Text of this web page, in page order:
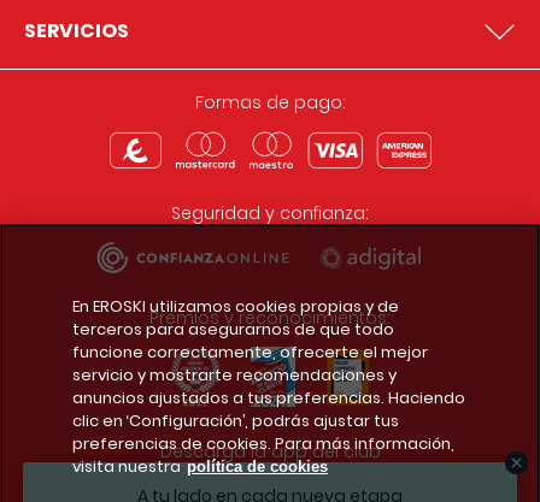
A tu lado en cada nueva etapa
SERVICIOS
Formas de pago:
Seguridad y confianza:
Premios y reconocimientos:
Descarga la app del club
En EROSKI utilizamos cookies propias y de
terceros para asegurarnos de que todo
funcione correctamente, ofrecerte el mejor
servicio y mostrarte recomendaciones y
anuncios ajustados a tus preferencias. Haciendo
clic en ‘Configuración’, podrás ajustar tus
preferencias de cookies. Para más información,
visita nuestra política de cookies